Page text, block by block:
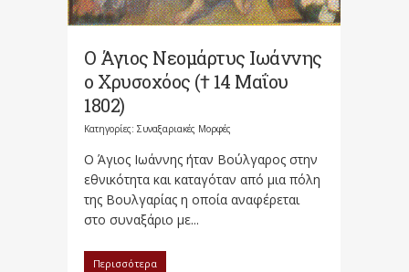
Ο Άγιος Νεομάρτυς Ιωάννης
ο Χρυσοχόος († 14 Μαΐου
1802)
Κατηγορίες: Συναξαριακές Μορφές
Ο Άγιος Ιωάννης ήταν Βούλγαρος στην
εθνικότητα και καταγόταν από μια πόλη
της Βουλγαρίας η οποία αναφέρεται
στο συναξάριο με...
Περισσότερα